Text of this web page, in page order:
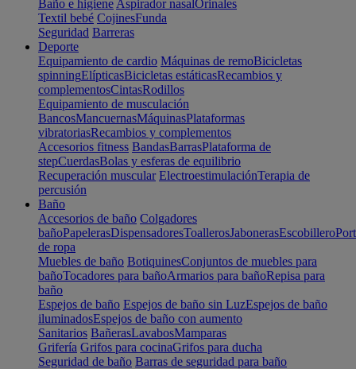
Baño e higiene Aspirador nasalOrinales
Textil bebé CojinesFunda
Seguridad Barreras
Deporte
Equipamiento de cardio Máquinas de remoBicicletas
spinningElípticasBicicletas estáticasRecambios y
complementosCintasRodillos
Equipamiento de musculación
BancosMancuernasMáquinasPlataformas
vibratoriasRecambios y complementos
Accesorios fitness BandasBarrasPlataforma de
stepCuerdasBolas y esferas de equilibrio
Recuperación muscular ElectroestimulaciónTerapia de
percusión
Baño
Accesorios de baño Colgadores
bañoPapelerasDispensadoresToallerosJabonerasEscobillero
de ropa
Muebles de baño BotiquinesConjuntos de muebles para
bañoTocadores para bañoArmarios para bañoRepisa para
baño
Espejos de baño Espejos de baño sin LuzEspejos de baño
iluminadosEspejos de baño con aumento
Sanitarios BañerasLavabosMamparas
Grifería Grifos para cocinaGrifos para ducha
Seguridad de baño Barras de seguridad para baño